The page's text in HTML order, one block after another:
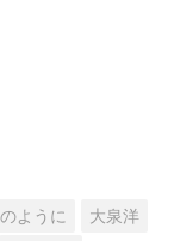
ように
大泉洋